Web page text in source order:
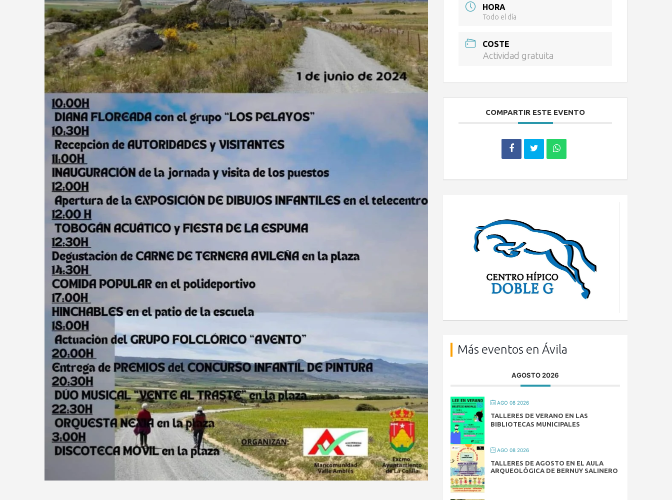
HORA
Todo el día
COSTE
Actividad gratuita
COMPARTIR ESTE EVENTO
Más eventos en Ávila
AGOSTO 2026
AGO 08 2026
TALLERES DE VERANO EN LAS
BIBLIOTECAS MUNICIPALES
AGO 08 2026
TALLERES DE AGOSTO EN EL AULA
ARQUEOLÓGICA DE BERNUY SALINERO